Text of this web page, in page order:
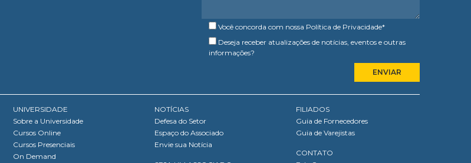
Você concorda com nossa Política de Privacidade*
Deseja receber atualizações de notícias, eventos e outras
informações?
UNIVERSIDADE
Sobre a Universidade
Cursos Online
Cursos Presenciais
On Demand
NOTÍCIAS
Defesa do Setor
Espaço do Associado
Envie sua Notícia
FILIADOS
Guia de Fornecedores
Guia de Varejistas
CONTATO